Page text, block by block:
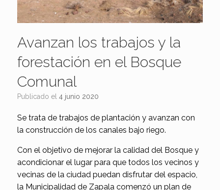
Avanzan los trabajos y la
forestación en el Bosque
Comunal
Publicado el 4 junio 2020
Se trata de trabajos de plantación y avanzan con
la construcción de los canales bajo riego.
Con el objetivo de mejorar la calidad del Bosque y
acondicionar el lugar para que todos los vecinos y
vecinas de la ciudad puedan disfrutar del espacio,
la Municipalidad de Zapala comenzó un plan de